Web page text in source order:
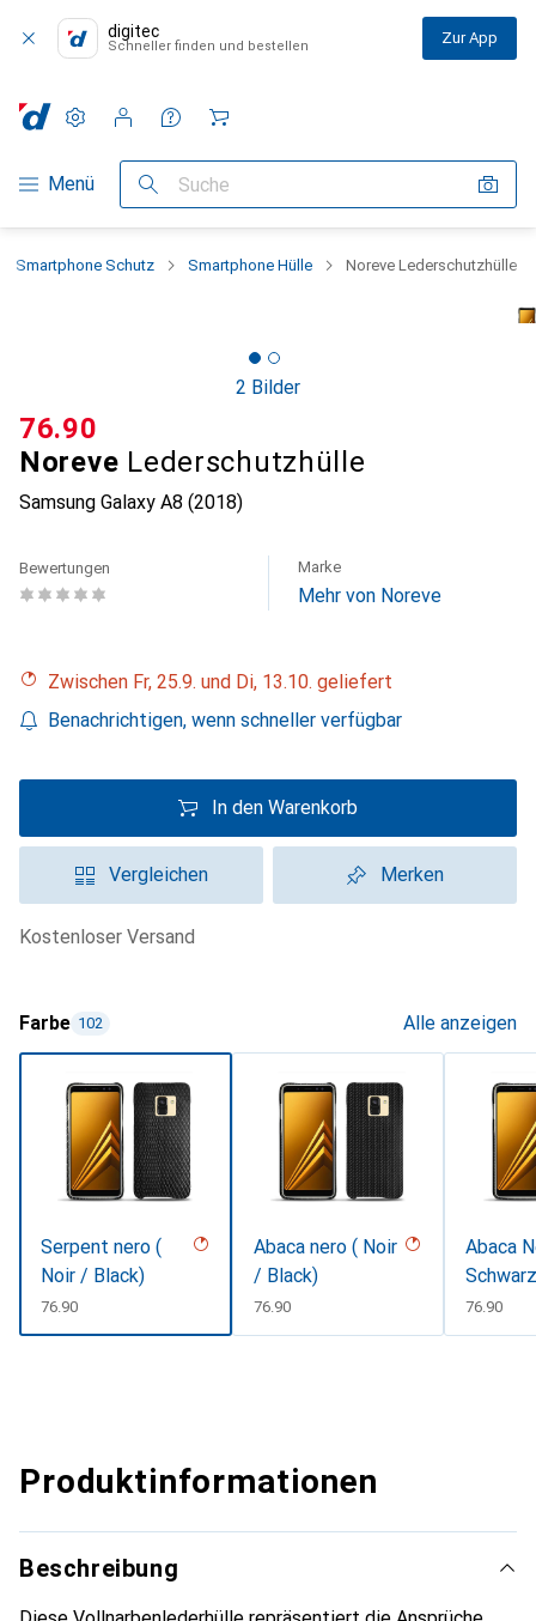
digitec
Schneller finden und bestellen Zur App
Navigation nach Kategorien
Menü Suche
Einstellungen
Kundenkonto
Vergleichslisten
Merklisten
Warenkorb
Smartphone Schutz Smartphone Hülle Noreve Lederschutzhülle
2 Bilder
Noreve Lederschutzhülle
Samsung Galaxy A8 (2018)
CHF
76.90
Bewertungen Marke
Mehr von Noreve
Zwischen Fr, 25.9. und Di, 13.10. geliefert
Benachrichtigen, wenn schneller verfügbar
In den Warenkorb
Vergleichen Merken
kostenloser Versand
Farbe 102 Alle anzeigen
Serpent nero (
Noir / Black)
CHF
76.90
Abaca nero ( Noir
/ Black)
CHF
76.90
Abaca
CHF
76.90
Produktinformationen
Beschreibung